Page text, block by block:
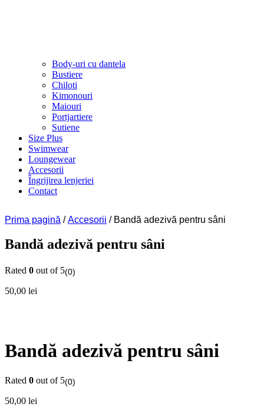
Body-uri cu dantela
Bustiere
Chiloti
Kimonouri
Maiouri
Portjartiere
Sutiene
Size Plus
Swimwear
Loungewear
Accesorii
Îngrijirea lenjeriei
Contact
Prima pagină /Accesorii / Bandă adezivă pentru sâni
Bandă adezivă pentru sâni
Rated 0 out of 5(0)
50,00 lei
Bandă adezivă pentru sâni
Rated 0 out of 5(0)
50,00 lei